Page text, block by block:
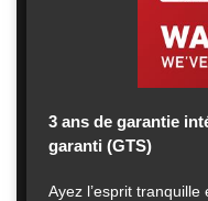
3 ans de garantie
garanti (GTS)
Ayez l’esprit